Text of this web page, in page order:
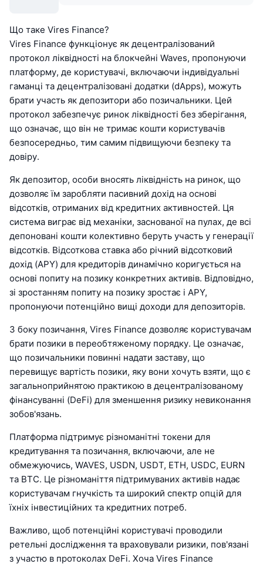
Що таке Vires Finance?
Vires Finance функціонує як децентралізований
протокол ліквідності на блокчейні Waves, пропонуючи
платформу, де користувачі, включаючи індивідуальні
гаманці та децентралізовані додатки (dApps), можуть
брати участь як депозитори або позичальники. Цей
протокол забезпечує ринок ліквідності без зберігання,
що означає, що він не тримає кошти користувачів
безпосередньо, тим самим підвищуючи безпеку та
довіру.
Як депозитор, особи вносять ліквідність на ринок, що
дозволяє їм заробляти пасивний дохід на основі
відсотків, отриманих від кредитних активностей. Ця
система виграє від механіки, заснованої на пулах, де всі
депоновані кошти колективно беруть участь у генерації
відсотків. Відсоткова ставка або річний відсотковий
дохід (APY) для кредиторів динамічно коригується на
основі попиту на позику конкретних активів. Відповідно,
зі зростанням попиту на позику зростає і APY,
пропонуючи потенційно вищі доходи для депозиторів.
З боку позичання, Vires Finance дозволяє користувачам
брати позики в переобтяженому порядку. Це означає,
що позичальники повинні надати заставу, що
перевищує вартість позики, яку вони хочуть взяти, що є
загальноприйнятою практикою в децентралізованому
фінансуванні (DeFi) для зменшення ризику невиконання
зобов'язань.
Платформа підтримує різноманітні токени для
кредитування та позичання, включаючи, але не
обмежуючись, WAVES, USDN, USDT, ETH, USDC, EURN
та BTC. Це різноманіття підтримуваних активів надає
користувачам гнучкість та широкий спектр опцій для
їхніх інвестиційних та кредитних потреб.
Важливо, щоб потенційні користувачі проводили
ретельні дослідження та враховували ризики, пов'язані
з участю в протоколах DeFi. Хоча Vires Finance